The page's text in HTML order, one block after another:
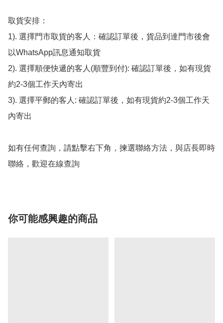
取貨安排：
1). 選擇門市取貨的客人：確認訂單後，貨品到達門市後會
以WhatsApp訊息通知取貨
2). 選擇順便快遞的客人(順豐到付): 確認訂單後，如有現貨
約2-3個工作天內寄出
3). 選擇平郵的客人: 確認訂單後，如有現貨約2-3個工作天
內寄出
如有任何查詢，請點擊右下角，揀選聯絡方法，與店長即時
聯絡，歡迎在線查詢
你可能感興趣的商品